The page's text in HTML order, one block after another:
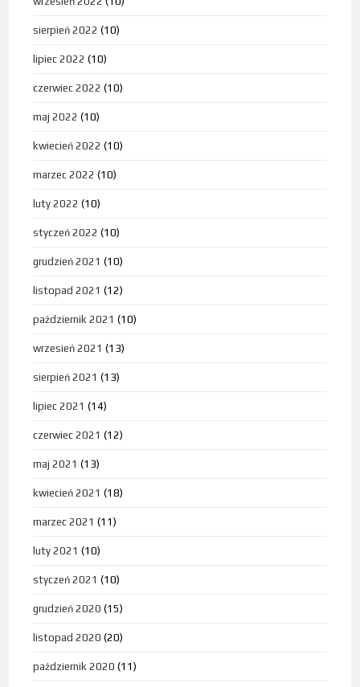
sierpień 2022 (10)
lipiec 2022 (10)
czerwiec 2022 (10)
maj 2022 (10)
kwiecień 2022 (10)
marzec 2022 (10)
luty 2022 (10)
styczeń 2022 (10)
grudzień 2021 (10)
listopad 2021 (12)
październik 2021 (10)
wrzesień 2021 (13)
sierpień 2021 (13)
lipiec 2021 (14)
czerwiec 2021 (12)
maj 2021 (13)
kwiecień 2021 (18)
marzec 2021 (11)
luty 2021 (10)
styczeń 2021 (10)
grudzień 2020 (15)
listopad 2020 (20)
październik 2020 (11)